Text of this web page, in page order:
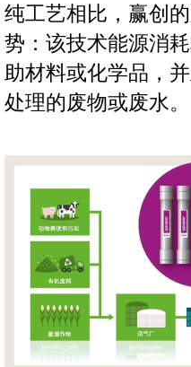
纯工艺相比，赢创
势：该技术能源消
助材料或化学品，
处理的废物或废水。